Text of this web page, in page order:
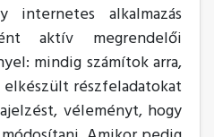
internetes alkalmazás
aktív megrendelői
mindig számítok arra,
részfeladatokat
véleményt, hogy